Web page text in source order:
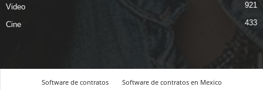
Video 921
Cine 433
Software de contratos Software de contratos en Mexico